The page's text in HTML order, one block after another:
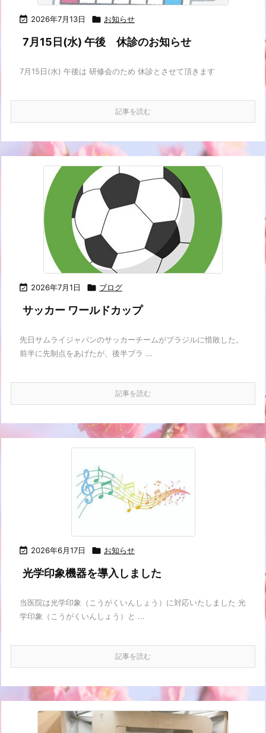
 2026年7月13日  お知らせ
7月15日(水) 午後 休診のお知らせ
7月15日(水) 午後は 研修会のため 休診とさせて頂きます
記事を読む
 2026年7月1日  ブログ
サッカー ワールドカップ
先日サムライジャパンのサッカーチームがブラジルに惜敗した。
前半に先制点をあげたが、後半ブラ ...
記事を読む
 2026年6月17日  お知らせ
光学印象機器を導入しました
当医院は光学印象（こうがくいんしょう）に対応いたしました 光
学印象（こうがくいんしょう）と ...
記事を読む